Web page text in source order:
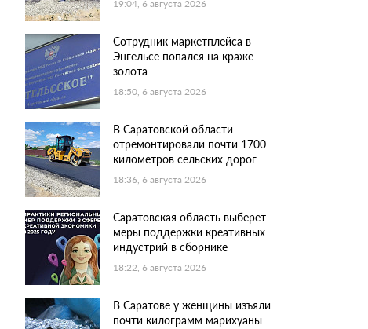
19:04, 6 августа 2026
Сотрудник маркетплейса в
Энгельсе попался на краже
золота
18:50, 6 августа 2026
В Саратовской области
отремонтировали почти 1700
километров сельских дорог
18:36, 6 августа 2026
Саратовская область выберет
меры поддержки креативных
индустрий в сборнике
18:22, 6 августа 2026
В Саратове у женщины изъяли
почти килограмм марихуаны